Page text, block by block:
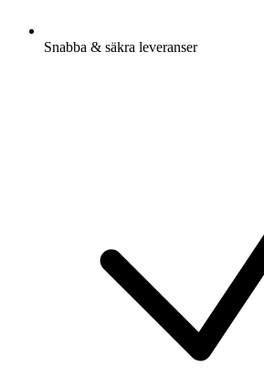
Snabba & säkra leveranser